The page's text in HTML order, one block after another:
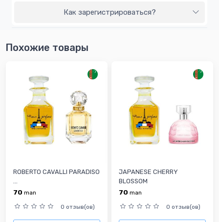
Как зарегистрироваться?
Похожие товары
ROBERTO CAVALLI PARADISO
70 man
0 отзыв(ов)
JAPANESE CHERRY
BLOSSOM
70 man
0 отзыв(ов)